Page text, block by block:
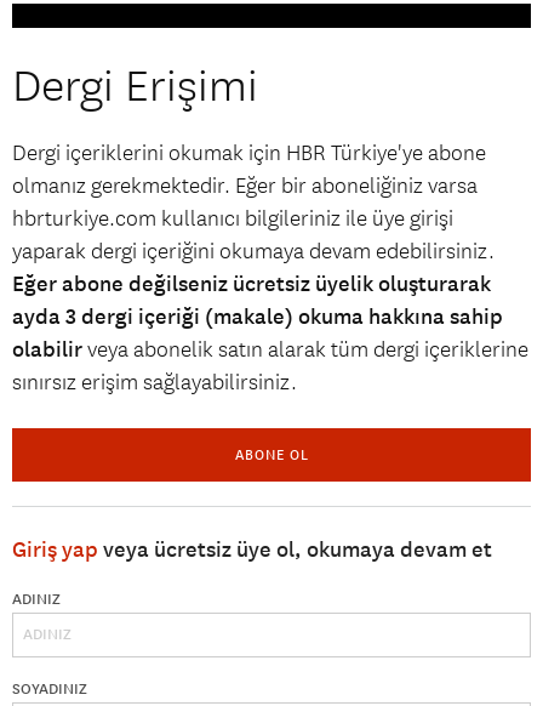
Dergi Erişimi
Dergi içeriklerini okumak için HBR Türkiye'ye abone
olmanız gerekmektedir. Eğer bir aboneliğiniz varsa
hbrturkiye.com kullanıcı bilgileriniz ile üye girişi
yaparak dergi içeriğini okumaya devam edebilirsiniz.
Eğer abone değilseniz ücretsiz üyelik oluşturarak
ayda 3 dergi içeriği (makale) okuma hakkına sahip
olabilirveya abonelik satın alarak tüm dergi içeriklerine
sınırsız erişim sağlayabilirsiniz.
ABONE OL
Giriş yap veya ücretsiz üye ol, okumaya devam et
ADINIZ
SOYADINIZ